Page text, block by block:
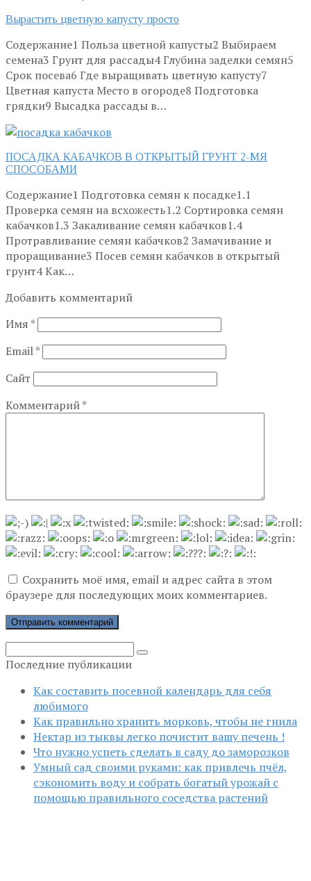
Вырастить цветную капусту просто
Содержание1 Польза цветной капусты2 Выбираем
семена3 Грунт для рассады4 Глубина заделки семян5
Срок посева6 Где выращивать цветную капусту7
Цветная капуста Место в огороде8 Подготовка
грядки9 Высадка рассады в…
ПОСАДКА КАБАЧКОВ В ОТКРЫТЫЙ ГРУНТ 2-МЯ
СПОСОБАМИ
Содержание1 Подготовка семян к посадке1.1
Проверка семян на всхожесть1.2 Сортировка семян
кабачков1.3 Закаливание семян кабачков1.4
Протравливание семян кабачков2 Замачивание и
проращивание3 Посев семян кабачков в открытый
грунт4 Как…
Добавить комментарий
Имя *
Email*
Сайт
Комментарий*
Сохранить моё имя, email и адрес сайта в этом
браузере для последующих моих комментариев.
Поиск:
Последние публикации
Как составить посевной календарь для себя
любимого
Как правильно хранить морковь, чтобы не гнила
Нектар из тыквы легко почистит вашу печень !
Что нужно успеть сделать в саду до заморозков
Умный сад своими руками: как привлечь пчёл,
сэкономить воду и собрать богатый урожай с
помощью правильного соседства растений